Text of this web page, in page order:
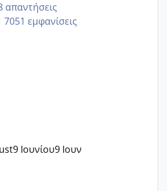
οι μέρες δεν φαίνεται να
με τίποτα.
απαντήσεις
7051 εμφανίσεις
9 Ιουνίου9 Ιουν